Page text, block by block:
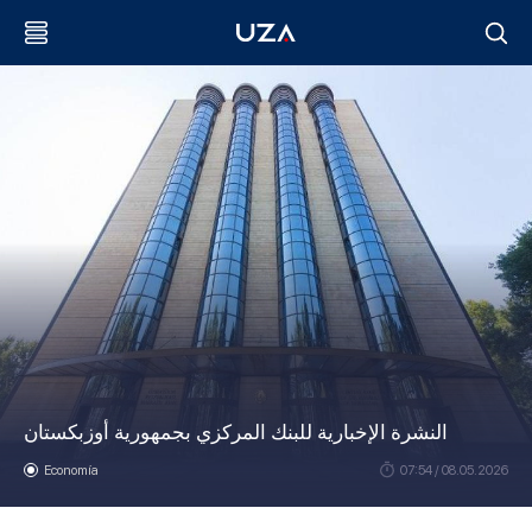
النشرة الإخبارية للبنك المركزي بجمهورية أوزبكستان
Economía 07:54 / 08.05.2026